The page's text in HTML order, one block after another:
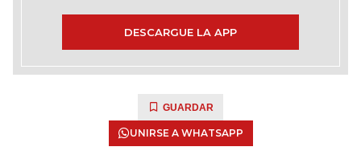
DESCARGUE LA APP
GUARDAR
UNIRSE A WHATSAPP